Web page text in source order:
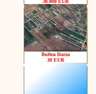
30.000 EUR
Buftea Darza
38 EUR